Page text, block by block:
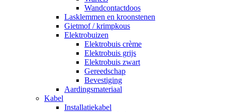
Wandcontactdoos
Lasklemmen en kroonstenen
Gietmof / krimpkous
Elektrobuizen
Elektrobuis crème
Elektrobuis grijs
Elektrobuis zwart
Gereedschap
Bevestiging
Aardingsmateriaal
Kabel
Installatiekabel